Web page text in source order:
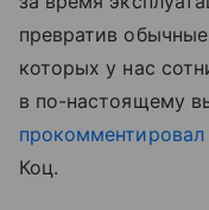
превратив
которых у нас
в по-настоящему
прокомментировал
Коц.